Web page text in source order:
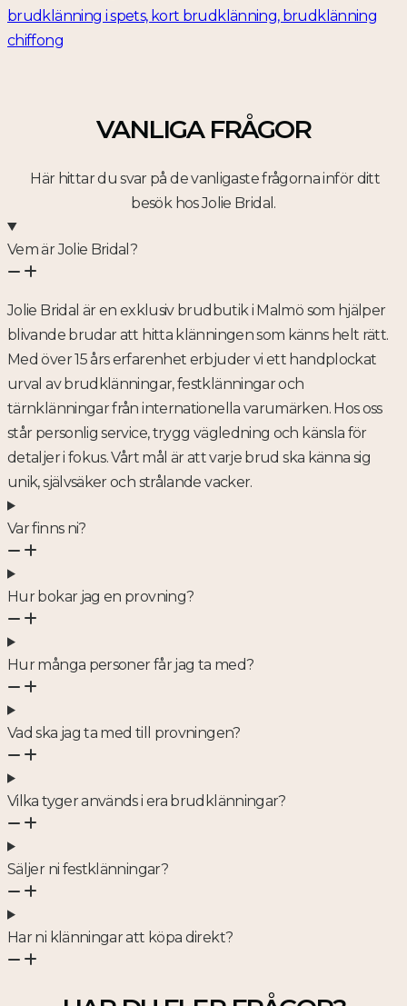
VANLIGA FRÅGOR
Här hittar du svar på de vanligaste frågorna inför ditt
besök hos Jolie Bridal.
Vem är Jolie Bridal?
Jolie Bridal är en exklusiv brudbutik i Malmö som hjälper
blivande brudar att hitta klänningen som känns helt rätt.
Med över 15 års erfarenhet erbjuder vi ett handplockat
urval av brudklänningar, festklänningar och
tärnklänningar från internationella varumärken. Hos oss
står personlig service, trygg vägledning och känsla för
detaljer i fokus. Vårt mål är att varje brud ska känna sig
unik, självsäker och strålande vacker.
Var finns ni?
Hur bokar jag en provning?
Hur många personer får jag ta med?
Vad ska jag ta med till provningen?
Vilka tyger används i era brudklänningar?
Säljer ni festklänningar?
Har ni klänningar att köpa direkt?